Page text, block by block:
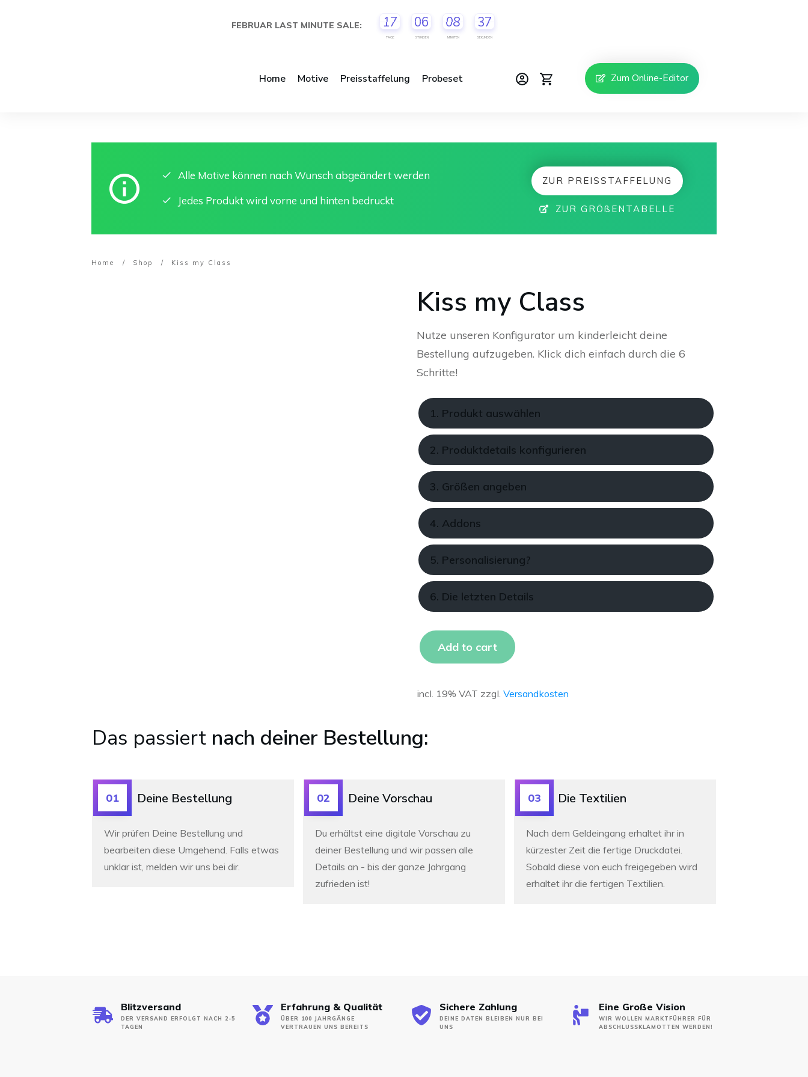
FEBRUAR LAST MINUTE SALE: 17
TAGE
06
STUNDEN
08
MINUTEN
37
SEKUNDEN
Home Motive Preisstaffelung Probeset Zum Online-Editor
Alle Motive können nach Wunsch abgeändert werden
Jedes Produkt wird vorne und hinten bedruckt
ZUR PREISSTAFFELUNG
ZUR GRÖßENTABELLE
Home / Shop / Kiss my Class
Kiss my Class
Nutze unseren Konfigurator um kinderleicht deine
Bestellung aufzugeben. Klick dich einfach durch die 6
Schritte!
1. Produkt auswählen
2. Produktdetails konfigurieren
3. Größen angeben
4. Addons
5. Personalisierung?
6. Die letzten Details
Add to cart
incl. 19% VAT zzgl. Versandkosten
Das passiert nach deiner Bestellung:
Deine Bestellung
01
Wir prüfen Deine Bestellung und
bearbeiten diese Umgehend. Falls etwas
unklar ist, melden wir uns bei dir.
Deine Vorschau
02
Du erhältst eine digitale Vorschau zu
deiner Bestellung und wir passen alle
Details an - bis der ganze Jahrgang
zufrieden ist!
Die Textilien
03
Nach dem Geldeingang erhaltet ihr in
kürzester Zeit die fertige Druckdatei.
Sobald diese von euch freigegeben wird
erhaltet ihr die fertigen Textilien.
Blitzversand
DER VERSAND ERFOLGT NACH 2-5
TAGEN
Erfahrung & Qualität
ÜBER 100 JAHRGÄNGE
VERTRAUEN UNS BEREITS
Sichere Zahlung
DEINE DATEN BLEIBEN NUR BEI
UNS
Eine Große Vision
WIR WOLLEN MARKTFÜHRER FÜR
ABSCHLUSSKLAMOTTEN WERDEN!